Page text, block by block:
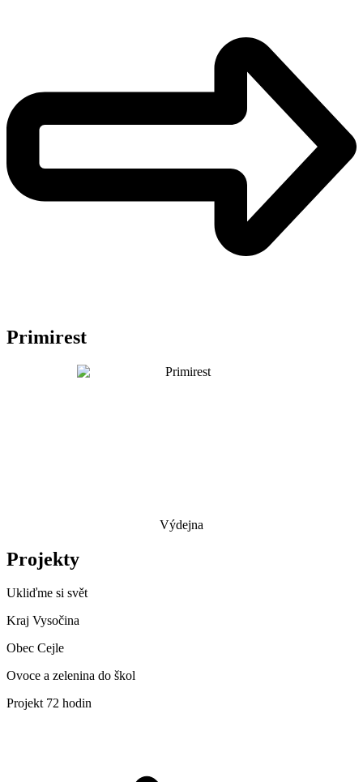
Primirest
Výdejna
Projekty
Ukliďme si svět
Kraj Vysočina
Obec Cejle
Ovoce a zelenina do škol
Projekt 72 hodin